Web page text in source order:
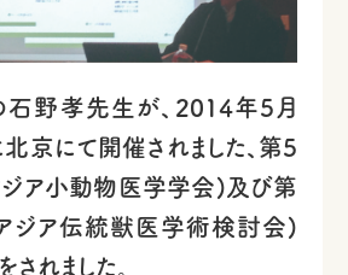
野孝先生が、2014年5月
京にて開催されました、第5
ア小動物医学学会)及び第
ジア伝統獣医学術検討会)
れました。